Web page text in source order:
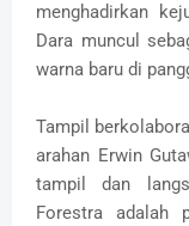
menghadirkan
Dara muncul
warna baru di
Tampil
arahan Erwin
tampil dan
Forestra adalah